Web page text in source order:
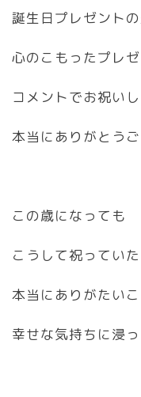
誕生日プレゼント
心のこもったプレ
コメントでお祝い
本当にありがとう
この歳になっても
こうして祝ってい
本当にありがたい
幸せな気持ちに浸っ